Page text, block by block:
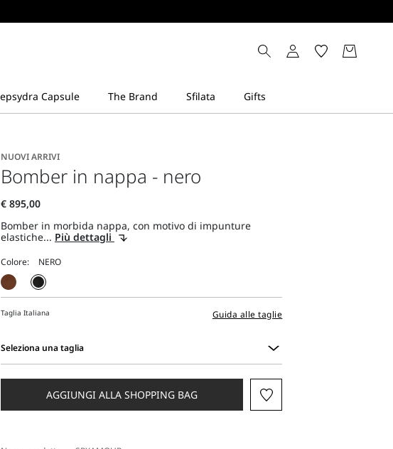
NUOVI ARRIVI
Bomber in nappa - nero
Bomber in morbida nappa, con motivo di impunture
elastiche... Più dettagli
Colore:
Taglia Italiana Guida alle taglie
Seleziona una taglia
una
AGGIUNGI ALLA SHOPPING BAG